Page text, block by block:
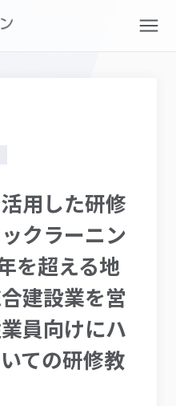
用した研修
クラーニン
を超える地
建設業を営
員向けにハ
ての研修教